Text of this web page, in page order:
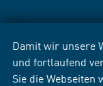
Damit wir unsere
und fortlaufend
Sie die